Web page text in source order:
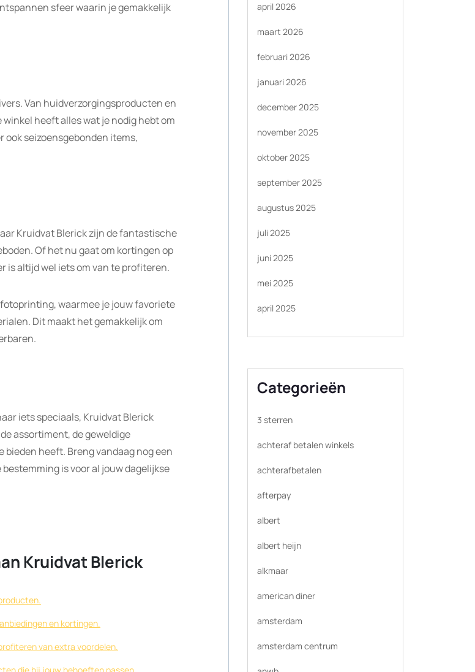
sfeer waarin je gemakkelijk
Van huidverzorgingsproducten en
heeft alles wat je nodig hebt om
ook seizoensgebonden items,
Kruidvat Blerick zijn de fantastische
Of het nu gaat om kortingen op
is altijd wel iets om van te profiteren.
waarmee je jouw favoriete
Dit maakt het gemakkelijk om
iets speciaals, Kruidvat Blerick
assortiment, de geweldige
bieden heeft. Breng vandaag nog een
is voor al jouw dagelijkse
Kruidvat Blerick
en kortingen.
van extra voordelen.
april 2026
maart 2026
februari 2026
januari 2026
december 2025
november 2025
oktober 2025
september 2025
augustus 2025
juli 2025
juni 2025
mei 2025
april 2025
Categorieën
3 sterren
achteraf betalen winkels
achterafbetalen
afterpay
albert
albert heijn
alkmaar
american diner
amsterdam
amsterdam centrum